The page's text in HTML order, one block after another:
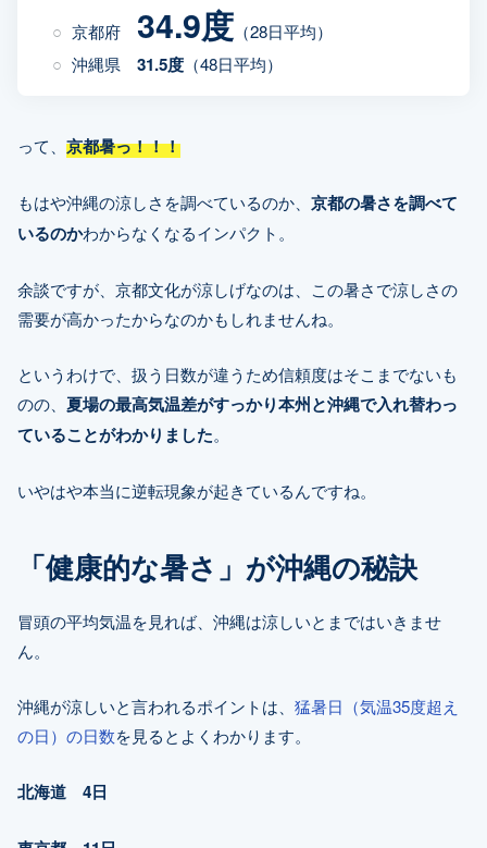
京都府 34.9度（28日平均）
沖縄県 31.5度（48日平均）
って、 京都暑っ！！！
もはや沖縄の涼しさを調べているのか、 京都の暑さを調べて
いるのかわからなくなるインパクト。
余談ですが、京都文化が涼しげなのは、この暑さで涼しさの
需要が高かったからなのかもしれませんね。
というわけで、扱う日数が違うため信頼度はそこまでないも
のの、 夏場の最高気温差がすっかり本州と沖縄で入れ替わっ
ていることがわかりました。
いやはや本当に逆転現象が起きているんですね。
「健康的な暑さ」が沖縄の秘訣
冒頭の平均気温を見れば、沖縄は涼しいとまではいきませ
ん。
沖縄が涼しいと言われるポイントは、 猛暑日（気温35度超え
の日）の日数を見るとよくわかります。
北海道 4日